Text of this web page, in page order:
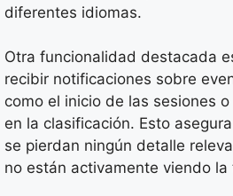
diferentes idiomas.
Otra funcionalidad destacada
recibir notificaciones sobre
como el inicio de las sesiones
en la clasificación. Esto
se pierdan ningún detalle
no están activamente viendo la